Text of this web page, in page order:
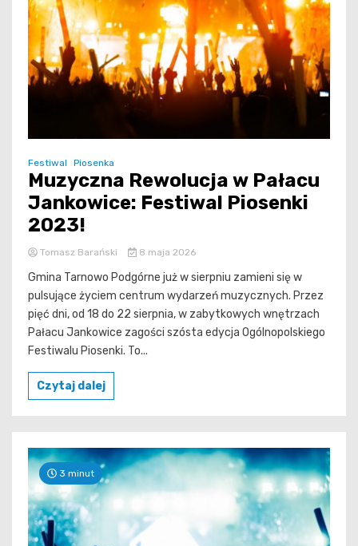
Festiwal Piosenka
Muzyczna Rewolucja w Pałacu
Jankowice: Festiwal Piosenki
2023!
Tomasz Barański 8 maja 2026
Gmina Tarnowo Podgórne już w sierpniu zamieni się w
pulsujące życiem centrum wydarzeń muzycznych. Przez
pięć dni, od 18 do 22 sierpnia, w zabytkowych wnętrzach
Pałacu Jankowice zagości szósta edycja Ogólnopolskiego
Festiwalu Piosenki. To...
Czytaj dalej
3 minut